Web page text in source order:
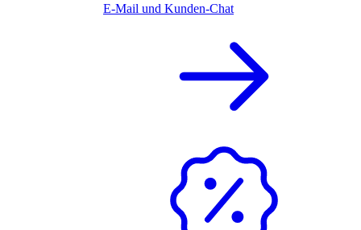
E-Mail und Kunden-Chat